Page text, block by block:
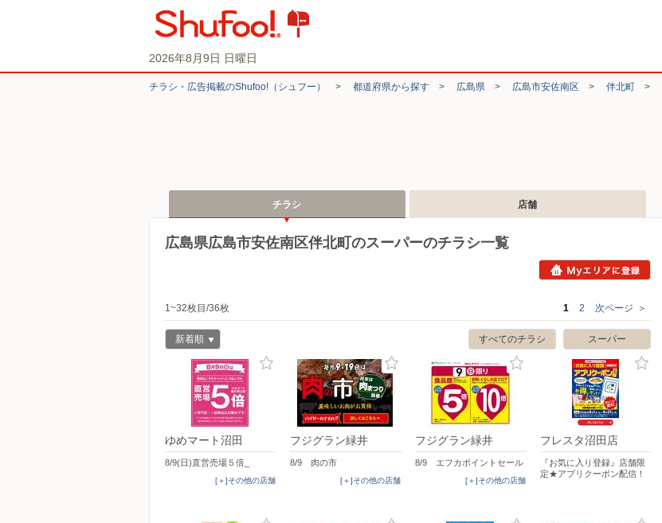
2026年8月9日 日曜日
チラシ・​広告掲載の​Shufoo!​（シュフー） > 都道府県から探す > 広島県 > 広島市安佐南区 > 伴北町 >
チラシ 店舗
広島県広島市安佐南区伴北町のスーパーのチラシ一覧
1~32枚目/36枚 1 2 次ページ ＞
スーパー
すべてのチラシ
新着順
ゆめマート沼田
8/9(日)直営売場５倍_
[＋]その他の店舗
フジグラン緑井
8/9 肉の市
[＋]その他の店舗
フジグラン緑井
8/9 エフカポイントセール
[＋]その他の店舗
フレスタ沼田店
『お気に入り登録』店舗限
定★アプリクーポン配信！